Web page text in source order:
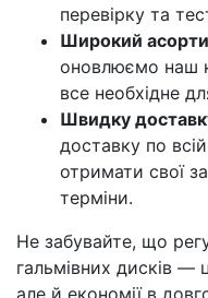
перевірку та
Широкий
оновлюємо наш
все необхідне
Швидку
доставку по
отримати свої
терміни.
Не забувайте, що
гальмівних дисків —
але й економії в